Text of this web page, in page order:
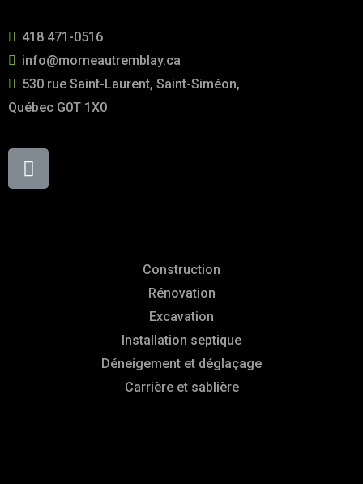
418 471-0516
info@morneautremblay.ca
530 rue Saint-Laurent, Saint-Siméon,
Québec G0T 1X0
Construction
Rénovation
Excavation
Installation septique
Déneigement et déglaçage
Carrière et sablière